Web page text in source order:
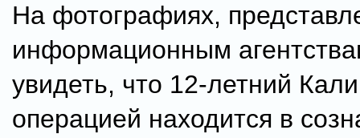
На фотографиях,
информационным
увидеть, что 12-летний
операцией находится в